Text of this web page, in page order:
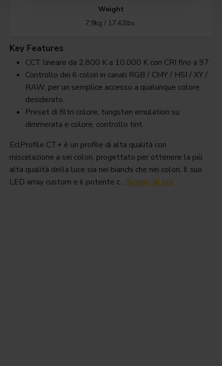
Weight
7,9kg / 17.42lbs
Key Features
CCT lineare da 2.800 K a 10.000 K con CRI fino a 97.
Controllo dei 6 colori in canali RGB / CMY / HSI / XY /
RAW, per un semplice accesso a qualunque colore
desiderato.
Preset di filtri colore, tungsten emulation su
dimmerata e colore, controllo tint.
EclProfile CT+ è un profile di alta qualità con
miscelazione a sei colori, progettato per ottenere la più
alta qualità della luce sia nei bianchi che nei colori. Il suo
LED array custom e il potente c... Scopri di più